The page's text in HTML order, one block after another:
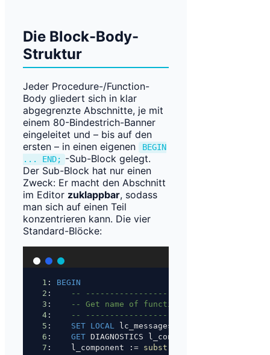
Die Block-Body-
Struktur
Jeder Procedure-/Function-
Body gliedert sich in klar
abgegrenzte Abschnitte, je mit
einem 80-Bindestrich-Banner
eingeleitet und – bis auf den
ersten – in einen eigenen
BEGIN
... END; -Sub-Block gelegt.
Der Sub-Block hat nur einen
Zweck: Er macht den Abschnitt
im Editor zuklappbar, sodass
man sich auf einen Teil
konzentrieren kann. Die vier
Standard-Blöcke:
1 : BEGIN
2 :
--
3 :
-- Get name of function/procedure
4 :
--
5 : SET LOCAL lc_messages
6 : GET DIAGNOSTICS l_context
7 :    l_component : = substring